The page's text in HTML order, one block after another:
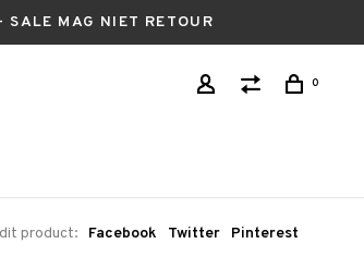
SALE MAG NIET RETOUR
0
product: Facebook Twitter Pinterest